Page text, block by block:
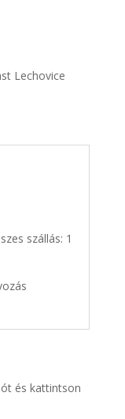
Lechovice
szállás: 1
és kattintson